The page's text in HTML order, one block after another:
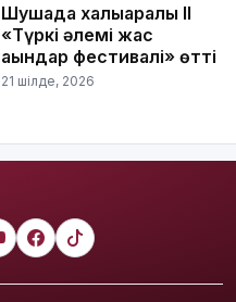
Шушада халықаралық ІІ
«Түркі әлемі жас
ақындар фестивалі» өтті
21 шілде, 2026